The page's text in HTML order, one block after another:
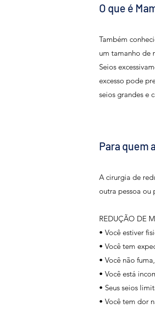
O que é
Também
um tamanho de
Seios
excesso pode
seios grandes e
Para quem
A cirurgia de
outra pessoa ou
REDUÇÃO DE
• Você estiver
• Você tem
• Você não fuma,
• Você está
• Seus seios
• Você tem dor